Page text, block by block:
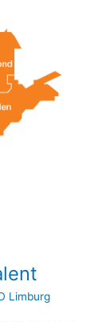
Limburg